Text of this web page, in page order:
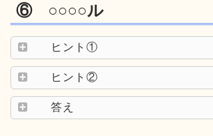
⑥ ○○○○ル
ヒント①
ヒント②
答え